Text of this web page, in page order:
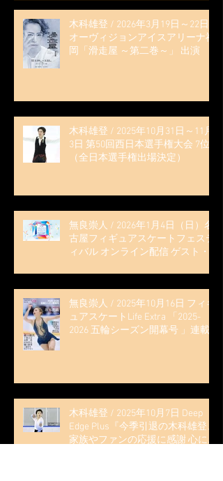
木科雄登 / 2026年3月19日～22日
オーヴィジョンアイスアリーナ福
岡「滑走屋 ～第二巻～」 出演
木科雄登 / 2025年10月31日～11月
3日 第50回西日本選手権大会 7位
（全日本選手権出場決定）
無良崇人 / 2026年1月4日（日）名
古屋フィギュアスケートフェステ
ィバル オンライン配信 ゲスト・
無良崇人 / 2025年10月16日 フィギ
ュアスケートLife Extra 「2025-
2026 五輪シーズン開幕号 」連載
木科雄登 / 2025年10月7日 Deep
Edge Plus『今季引退の木科雄登、
家族やファンの応援に感謝 心に響